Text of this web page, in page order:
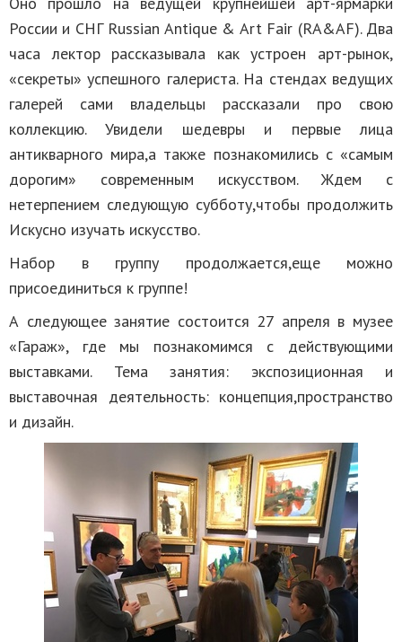
России и СНГ Russian Antique & Art Fair (RA&AF). Два
часа лектор рассказывала как устроен арт-рынок,
«секреты» успешного галериста. На стендах ведущих
галерей сами владельцы рассказали про свою
коллекцию. Увидели шедевры и первые лица
антикварного мира,а также познакомились с «самым
дорогим» современным искусством. Ждем с
нетерпением следующую субботу,чтобы продолжить
Искусно изучать искусство.
Набор в группу продолжается,еще можно
присоединиться к группе!
А следующее занятие состоится 27 апреля в музее
«Гараж», где мы познакомимся с действующими
выставками. Тема занятия: экспозиционная и
выставочная деятельность: концепция,пространство
и дизайн.